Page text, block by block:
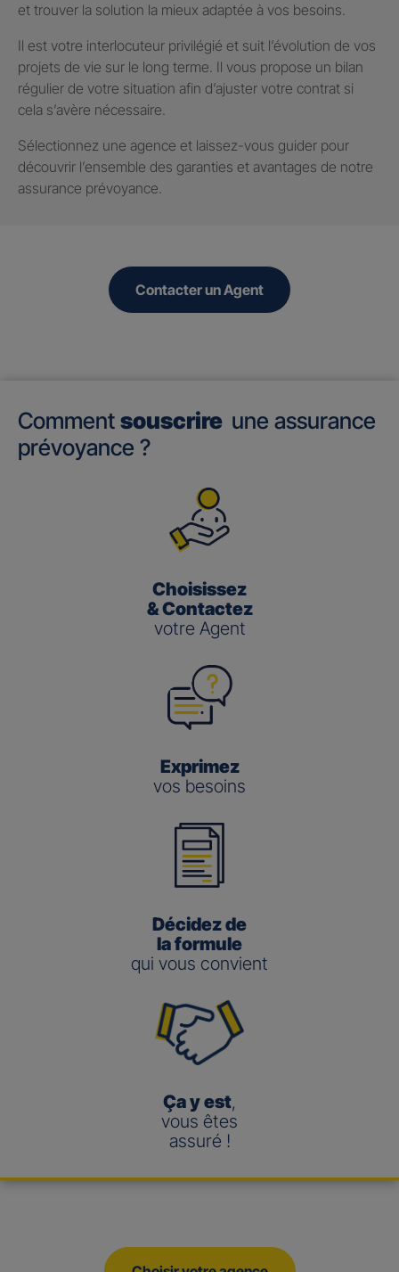
et trouver la solution la mieux adaptée à vos besoins.
Il est votre interlocuteur privilégié et suit l’évolution de vos
projets de vie sur le long terme. Il vous propose un bilan
régulier de votre situation afin d’ajuster votre contrat si
cela s’avère nécessaire.
Sélectionnez une agence et laissez-vous guider pour
découvrir l’ensemble des garanties et avantages de notre
assurance prévoyance.
Contacter un Agent
Comment souscrire une assurance
prévoyance ?
Choisissez
& Contactez
votre Agent
Exprimez
vos besoins
Décidez de
la formule
qui vous convient
Ça y est,
vous êtes
assuré !